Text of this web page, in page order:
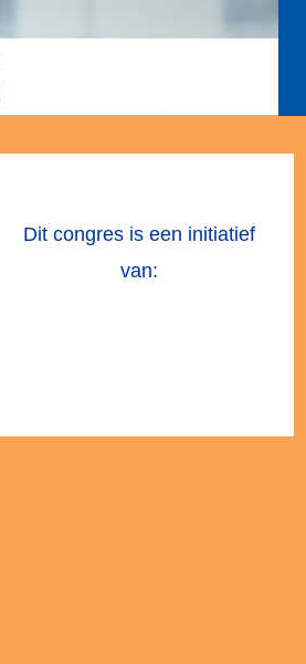
Dit congres is een initiatief
van: